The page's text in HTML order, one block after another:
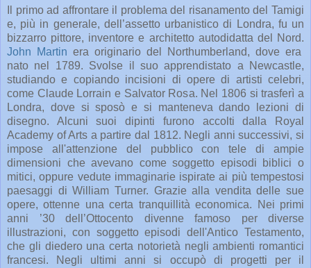
Il primo ad affrontare il problema del risanamento del Tamigi
e, più in generale, dell’assetto urbanistico di Londra, fu un
bizzarro pittore, inventore e architetto autodidatta del Nord.
John Martin era originario del Northumberland, dove era
nato nel 1789. Svolse il suo apprendistato a Newcastle,
studiando e copiando incisioni di opere di artisti celebri,
come Claude Lorrain e Salvator Rosa. Nel 1806 si trasferì a
Londra, dove si sposò e si manteneva dando lezioni di
disegno. Alcuni suoi dipinti furono accolti dalla Royal
Academy of Arts a partire dal 1812. Negli anni successivi, si
impose all'attenzione del pubblico con tele di ampie
dimensioni che avevano come soggetto episodi biblici o
mitici, oppure vedute immaginarie ispirate ai più tempestosi
paesaggi di William Turner. Grazie alla vendita delle sue
opere, ottenne una certa tranquillità economica. Nei primi
anni ’30 dell’Ottocento divenne famoso per diverse
illustrazioni, con soggetto episodi dell'Antico Testamento,
che gli diedero una certa notorietà negli ambienti romantici
francesi. Negli ultimi anni si occupò di progetti per il